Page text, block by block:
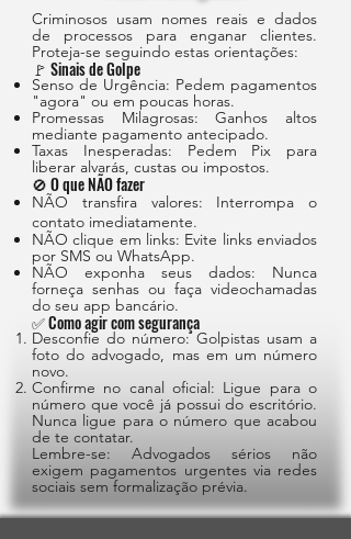
Criminosos usam nomes reais e dados
de processos para enganar clientes.
Proteja-se seguindo estas orientações:
🚩 Sinais de Golpe
Senso de Urgência: Pedem pagamentos
"agora" ou em poucas horas.
Promessas Milagrosas: Ganhos altos
mediante pagamento antecipado.
Taxas Inesperadas: Pedem Pix para
liberar alvarás, custas ou impostos.
🚫 O que NÃO fazer
NÃO transfira valores: Interrompa o
contato imediatamente.
NÃO clique em links: Evite links enviados
por SMS ou WhatsApp.
NÃO exponha seus dados: Nunca
forneça senhas ou faça videochamadas
do seu app bancário.
✅ Como agir com segurança
Desconfie do número: Golpistas usam a
foto do advogado, mas em um número
novo.
Confirme no canal oficial: Ligue para o
número que você já possui do escritório.
Nunca ligue para o número que acabou
de te contatar.
Lembre-se: Advogados sérios não
exigem pagamentos urgentes via redes
sociais sem formalização prévia.